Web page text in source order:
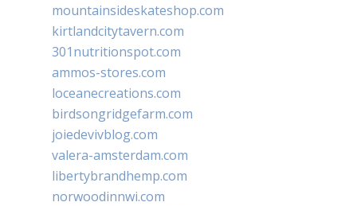
mountainsideskateshop.com
kirtlandcitytavern.com
301nutritionspot.com
ammos-stores.com
loceanecreations.com
birdsongridgefarm.com
joiedevivblog.com
valera-amsterdam.com
libertybrandhemp.com
norwoodinnwi.com